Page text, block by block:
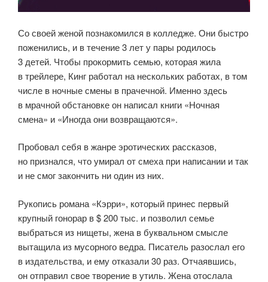
Со своей женой познакомился в колледже. Они быстро
поженились, и в течение 3 лет у пары родилось
3 детей. Чтобы прокормить семью, которая жила
в трейлере, Кинг работал на нескольких работах, в том
числе в ночные смены в прачечной. Именно здесь
в мрачной обстановке он написал книги «Ночная
смена» и «Иногда они возвращаются».
Пробовал себя в жанре эротических рассказов,
но признался, что умирал от смеха при написании и так
и не смог закончить ни один из них.
Рукопись романа «Кэрри», который принес первый
крупный гонорар в $ 200 тыс. и позволил семье
выбраться из нищеты, жена в буквальном смысле
вытащила из мусорного ведра. Писатель разослал его
в издательства, и ему отказали 30 раз. Отчаявшись,
он отправил свое творение в утиль. Жена отослала